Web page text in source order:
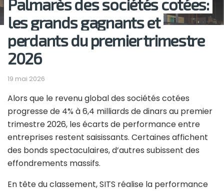
Palmarès des sociétés cotées:
les grands gagnants et
perdants du premier trimestre
2026
19 mai 2026
Alors que le revenu global des sociétés cotées
progresse de 4% à 6,4 milliards de dinars au premier
trimestre 2026, les écarts de performance entre
entreprises restent saisissants. Certaines affichent
des bonds spectaculaires, d’autres subissent des
effondrements massifs.
En tête du classement, SITS réalise la performance